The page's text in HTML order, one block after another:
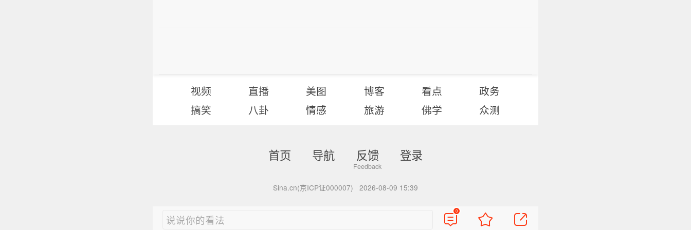
视频 直播 美图 博客 看点
政务
搞笑
八卦 情感 旅游 佛学 众测
首页 导航 反馈 登录
Sina.cn(京ICP证000007) 2026-08-09 15:39
说说你的看法
0